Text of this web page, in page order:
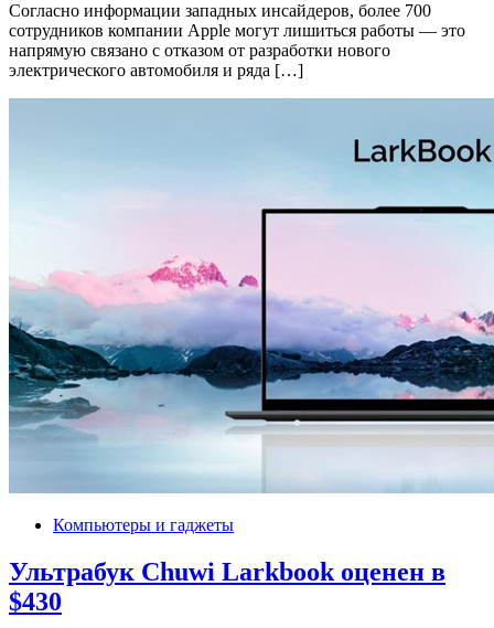
Согласно информации западных инсайдеров, более 700
сотрудников компании Apple могут лишиться работы — это
напрямую связано с отказом от разработки нового
электрического автомобиля и ряда […]
Компьютеры и гаджеты
Ультрабук Chuwi Larkbook оценен в
$430